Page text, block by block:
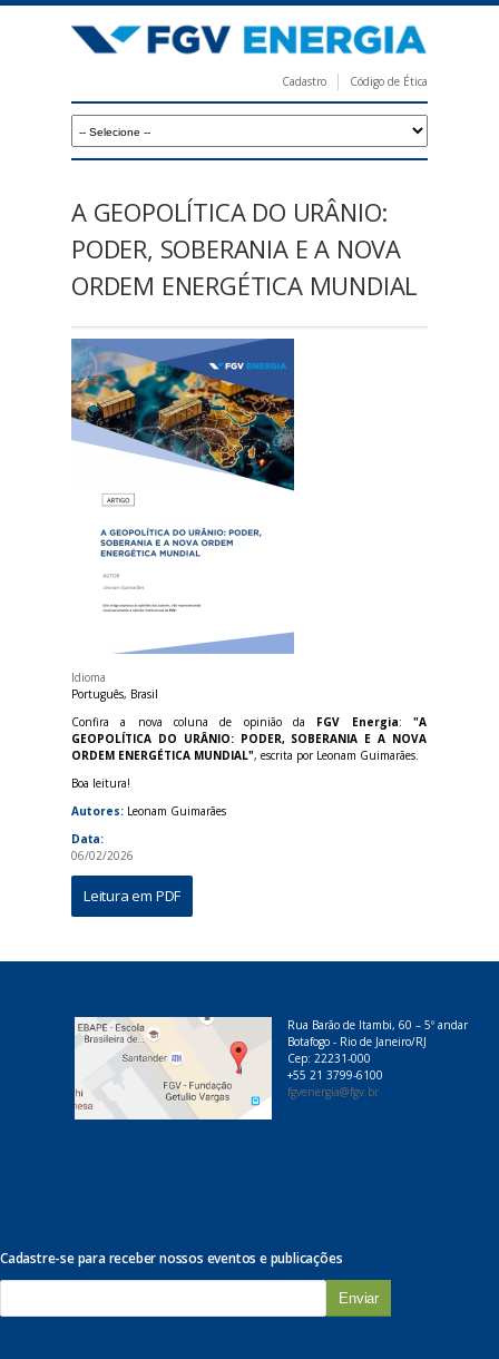
para
principal
V
e
r
g
a
Cadastro Código de Ética
A GEOPOLÍTICA DO URÂNIO:
PODER, SOBERANIA E A NOVA
ORDEM ENERGÉTICA MUNDIAL
Idioma
Português, Brasil
Confira a nova coluna de opinião da FGV Energia:"A
GEOPOLÍTICA DO URÂNIO: PODER, SOBERANIA E A NOVA
ORDEM ENERGÉTICA MUNDIAL", escrita por Leonam Guimarães.
Boa leitura!
Autores: Leonam Guimarães
Data:
06/02/2026
Leitura em PDF
Rua Barão de Itambi, 60 – 5º andar
Botafogo - Rio de Janeiro/RJ
Cep: 22231-000
+55 21 3799-6100
fgvenergia@fgv.br
Cadastre-se para receber nossos eventos e publicações
m